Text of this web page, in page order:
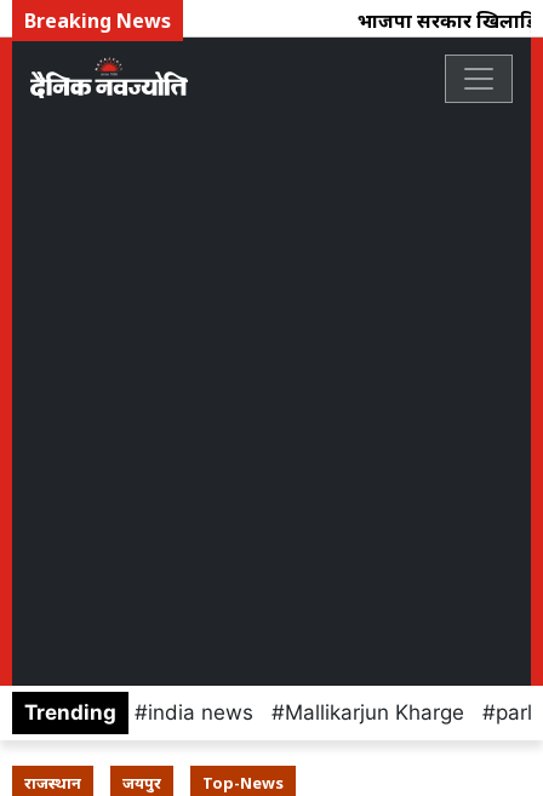
Breaking News भाजपा सरकार
Trending india news Mallikarjun Kharge
राजस्थान जयपुर Top-News